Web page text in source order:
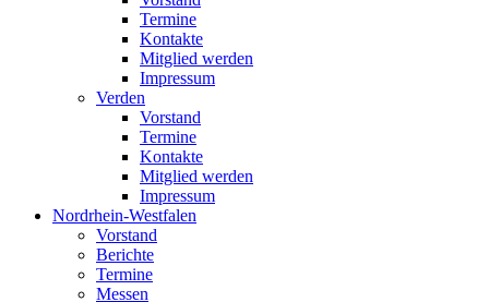
Termine
Kontakte
Mitglied werden
Impressum
Verden
Vorstand
Termine
Kontakte
Mitglied werden
Impressum
Nordrhein-Westfalen
Vorstand
Berichte
Termine
Messen